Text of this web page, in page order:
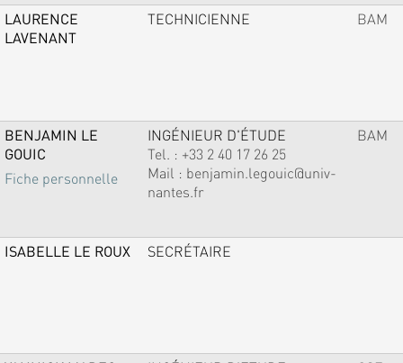
LAURENCE
LAVENANT
TECHNICIENNE BAM
BENJAMIN LE
GOUIC
Fiche personnelle
INGÉNIEUR D'ÉTUDE
Tel. : +33 2 40 17 26 25
Mail : benjamin.legouic@univ-
nantes.fr
BAM
ISABELLE LE ROUX SECRÉTAIRE